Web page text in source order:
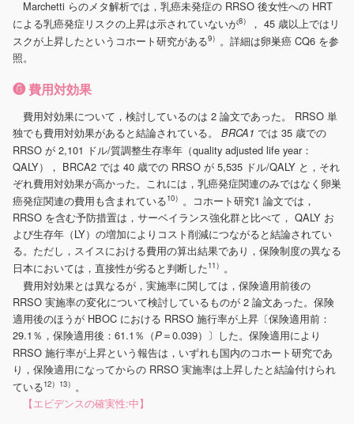
Marchetti らのメタ解析では，乳癌未発症の RRSO 後女性への HRT
による乳癌発症リスクの上昇は示されていないが8）
， 45 歳以上ではリ
スクが上昇したというコホート研究がある9） 。詳細は卵巣癌 CQ6 を参
照。
❻ 費用対効果
費用対効果について，検討しているのは 2 論文であった。 RRSO 単
独でも費用対効果があると結論されている。
BRCA1 では 35 歳での
RRSO が 2,101 ドル/質調整生存率年（quality adjusted life year：
QALY）， BRCA2 では 40 歳での RRSO が 5,535 ドル/QALY と，それ
ぞれ費用対効果が高かった。これには，乳癌発症関連のみではなく卵巣
癌発症関連の費用も含まれている10） 。コホート研究1 論文では，
RRSO を含む予防措置は，サーベイランス強化群と比べて， QALY お
よび生存年（LY）の増加によりコスト削減につながると結論されてい
る。ただし，スイスにおける費用の算出結果であり，保険制度の異なる
日本においては，直接性が劣ると判断した11） 。
費用対効果とは異なるが，実施率に関しては，保険適用前後の
RRSO 実施率の変化について検討しているものが 2 論文あった。保険
適用後のほうが HBOC における RRSO 施行率が上昇〔保険適用前：
29.1％，保険適用後：61.1％（P＝0.039）〕した。保険適用により
RRSO 施行率が上昇という報告は，いずれも国内のコホート研究であ
り，保険適用になってからの RRSO 実施率は上昇したと結論付けられ
ている12）13） 。
【エビデンスの確実性:中】